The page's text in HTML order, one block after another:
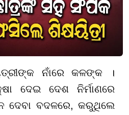
ନାଁରେ କଳଙ୍କ ।
ଦେଇ ଦେଶ ନିର୍ମାଣରେ
ଦେବା ବଦଳରେ, କରୁଥିଲେ